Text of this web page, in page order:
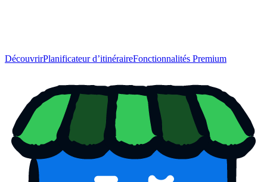
DécouvrirPlanificateur d’itinéraireFonctionnalités Premium